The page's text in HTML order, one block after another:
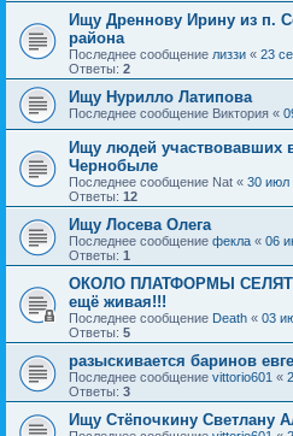
Ищу Дреннову Ирину из п.
района
Последнее сообщение лиззи « 23
Ответы: 2
Ищу Нурилло Латипова
Последнее сообщение Виктория «
Ищу людей участвовавших
Чернобыле
Последнее сообщение Nat « 30 июл
Ответы: 12
Ищу Лосева Олега
Последнее сообщение фекла « 06
Ответы: 1
ОКОЛО ПЛАТФОРМЫ
ещё живая!!!
Последнее сообщение Death « 03
Ответы: 5
разыскивается баринов
Последнее сообщение vittorio601 «
Ответы: 3
Ищу Стёпочкину Светлану